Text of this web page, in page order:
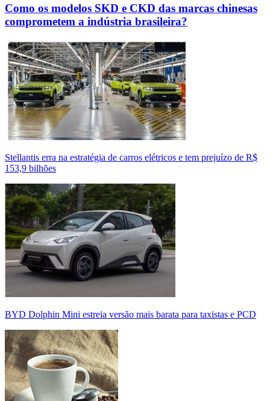
Como os modelos SKD e CKD das marcas chinesas
comprometem a indústria brasileira?
Stellantis erra na estratégia de carros elétricos e tem prejuízo de R$
153,9 bilhões
BYD Dolphin Mini estreia versão mais barata para taxistas e PCD